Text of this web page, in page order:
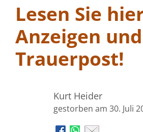
Lesen Sie
Anzeigen und
Trauerpost!
Kurt Heider
gestorben am 30. Juli